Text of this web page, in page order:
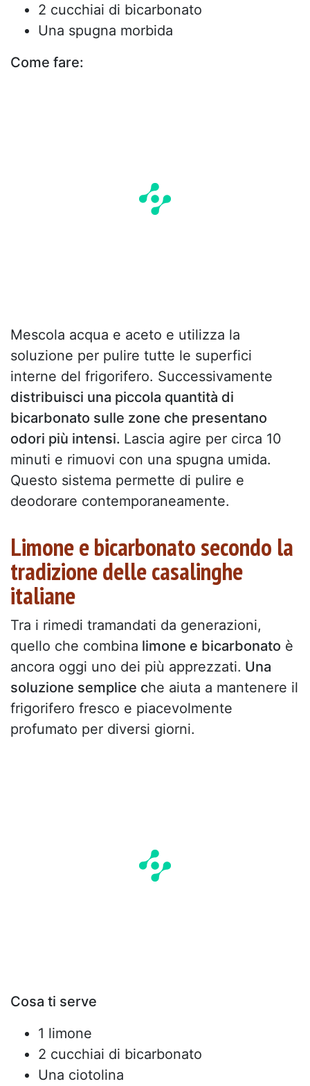
2 cucchiai di bicarbonato
Una spugna morbida
Come fare:
Mescola acqua e aceto e utilizza la
soluzione per pulire tutte le superfici
interne del frigorifero. Successivamente
distribuisci una piccola quantità di
bicarbonato sulle zone che presentano
odori più intensi. Lascia agire per circa 10
minuti e rimuovi con una spugna umida.
Questo sistema permette di pulire e
deodorare contemporaneamente.
Limone e bicarbonato secondo la
tradizione delle casalinghe
italiane
Tra i rimedi tramandati da generazioni,
quello che combina limone e bicarbonato è
ancora oggi uno dei più apprezzati. Una
soluzione semplice che aiuta a mantenere il
frigorifero fresco e piacevolmente
profumato per diversi giorni.
Cosa ti serve
1 limone
2 cucchiai di bicarbonato
Una ciotolina